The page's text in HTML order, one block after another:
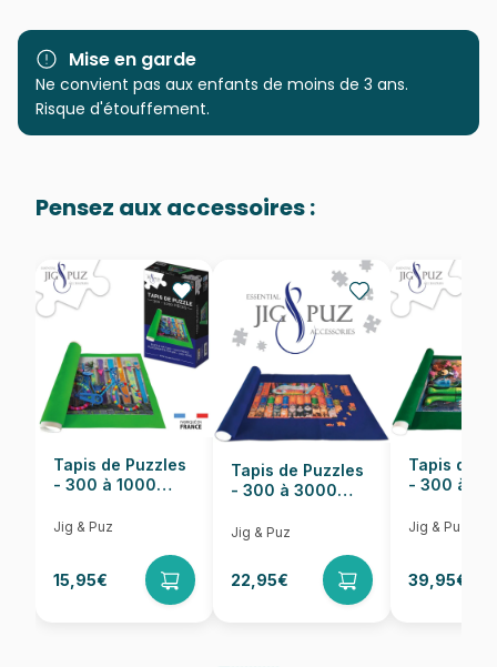
Marque Magnolia
Catégorie Puzzles - Villes et Villages
Age
Puzzle pour Adultes (500 à
Provenance Puzzles fabriqués en France
EAN 8699375066326
Nombre de pièces 1000 pièces
Dimensions 68 x 48 cm
Mise en garde
Ne convient pas aux enfants de moins de 3 ans.
Risque d'étouffement.
Pensez aux accessoires :
Tapis de Puzzles
- 300 à 1000
Jig & Puz
15,95€
Tapis de Puzzles
- 300 à 3000
Jig & Puz
22,95€
Tapis de
- 300 à
Jig & Puz
39,95€